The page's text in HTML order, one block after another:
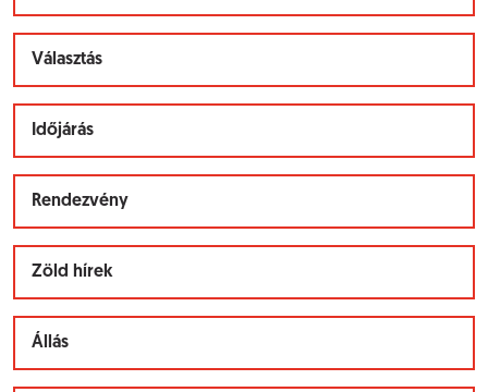
Választás
Időjárás
Rendezvény
Zöld hírek
Állás